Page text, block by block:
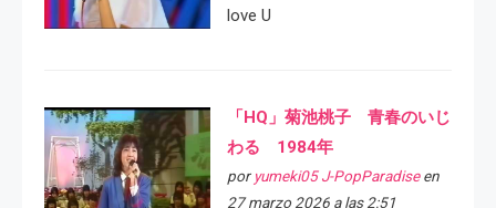
love U
「HQ」菊池桃子 青春のいじ
わる 1984年
por yumeki05 J-PopParadiseen
27 marzo 2026 a las 2:51